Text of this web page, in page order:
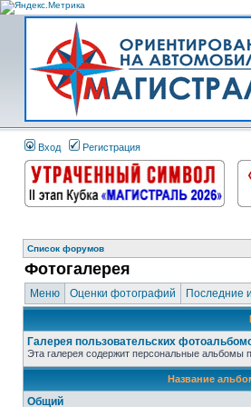
Вход Регистрация
Список форумов
Фотогалерея
Меню Оценки фотографий Последние
Галерея пользовательских
Эта галерея содержит персональные альбомы
Название
Общий